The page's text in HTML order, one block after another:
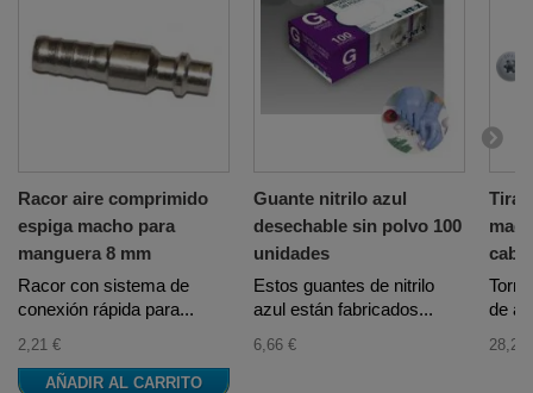
Racor aire comprimido
espiga macho para
manguera 8 mm
Racor con sistema de
conexión rápida para...
2,21 €
AÑADIR AL CARRITO
Guante nitrilo azul
desechable sin polvo 100
unidades
Estos guantes de nitrilo
azul están fabricados...
6,66 €
de
28,24